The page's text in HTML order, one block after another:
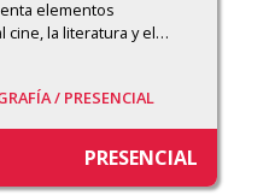
elementos
cine, la literatura y el…
/ PRESENCIAL
PRESENCIAL